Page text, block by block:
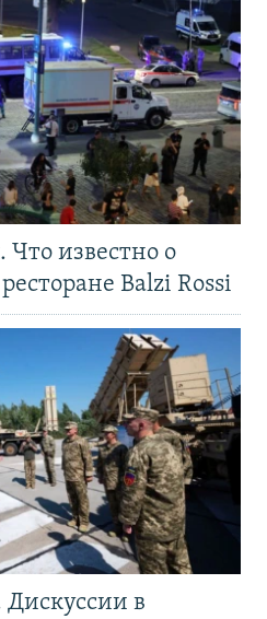
Что известно о
Balzi Rossi
в